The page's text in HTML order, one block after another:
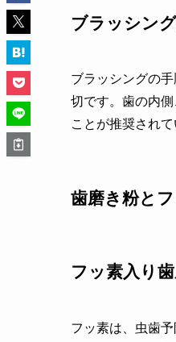
ブラッシン
ブラッシングの
切です。歯の内
ことが推奨されて
歯磨き粉と
フッ素入り
フッ素は、虫歯